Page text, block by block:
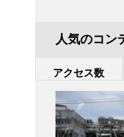
人気のコン
アクセス数